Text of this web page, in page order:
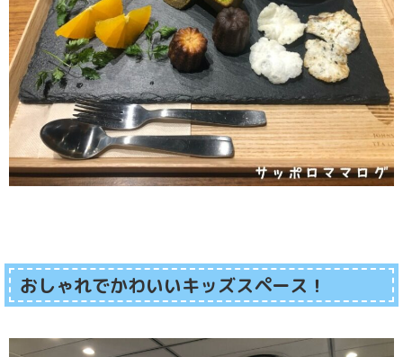
おしゃれでかわいいキッズスペース！